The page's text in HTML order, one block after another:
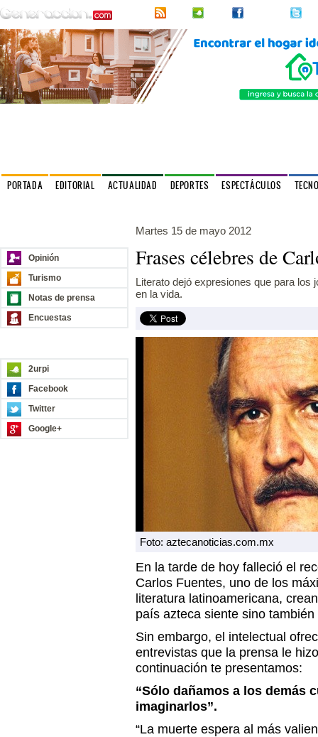
PORTADA EDITORIAL ACTUALIDAD DEPORTES ESPECTÁCULOS
Opinión
Turismo
Notas de prensa
Encuestas
2urpi
Facebook
Twitter
Google+
Martes 15 de mayo 2012
Frases célebres de
Literato dejó expresiones que para
en la vida.
Foto: aztecanoticias.com.mx
En la tarde de hoy falleció el
Carlos Fuentes, uno de los
literatura latinoamericana,
país azteca siente sino
Sin embargo, el intelectual
entrevistas que la prensa le
continuación te presentamos:
“Sólo dañamos a los demás
imaginarlos”.
“La muerte espera al más